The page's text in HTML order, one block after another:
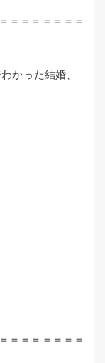
＝＝＝＝＝＝＝
かった結婚、
＝＝＝＝＝＝＝